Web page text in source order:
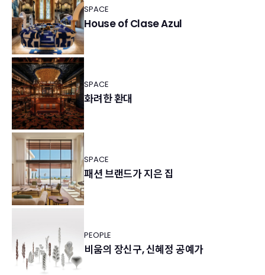
SPACE
House of Clase Azul
SPACE
화려한 환대
SPACE
패션 브랜드가 지은 집
PEOPLE
비움의 장신구, 신혜정 공예가